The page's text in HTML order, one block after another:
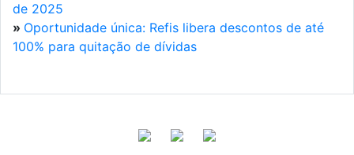
de 2025
» Oportunidade única: Refis libera descontos de até
100% para quitação de dívidas